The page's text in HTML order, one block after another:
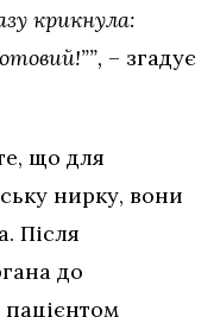
крикнула:
– згадує
що для
нирку, вони
Після
до